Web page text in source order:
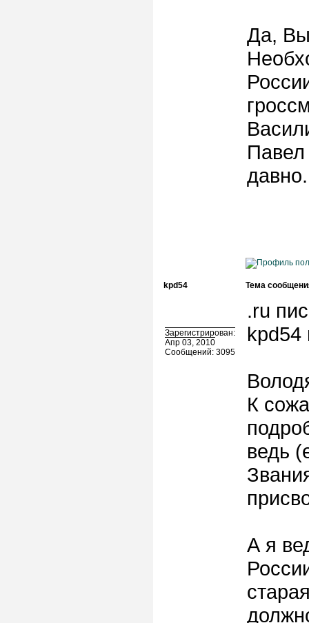
Да,
давно.
kpd54 Тема
Зарегистрирован:
Апр 03, 2010
Сообщений: 3095
.ru
kpd54
К
ведь
А я